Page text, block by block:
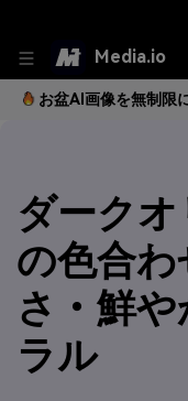
Media.io
お盆AI画像を無制限
ダーク
の色合
さ・鮮
ラル